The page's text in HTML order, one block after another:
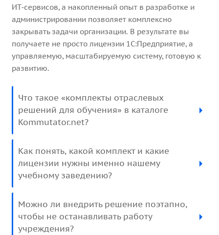
ИТ‑сервисов, а накопленный опыт в разработке и
администрировании позволяет комплексно
закрывать задачи организации. В результате вы
получаете не просто лицензии 1С:Предприятие, а
управляемую, масштабируемую систему, готовую к
развитию.
Что такое «комплекты отраслевых
решений для обучения» в каталоге
Kommutator.net?
Как понять, какой комплект и какие
лицензии нужны именно нашему
учебному заведению?
Можно ли внедрить решение поэтапно,
чтобы не останавливать работу
учреждения?